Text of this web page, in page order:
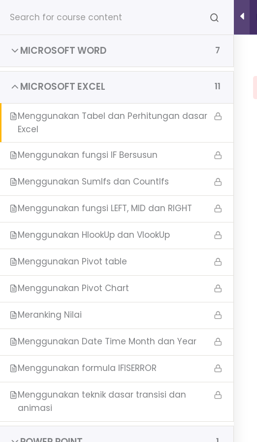
konten
Home All Courses Sertifikat komputer online
MICROSOFT WORD 7
MICROSOFT EXCEL 11
Menggunakan Tabel dan Perhitungan dasar
Excel
Menggunakan fungsi IF Bersusun
Menggunakan SumIfs dan CountIfs
Menggunakan fungsi LEFT, MID dan RIGHT
Menggunakan HlookUp dan VlookUp
Menggunakan Pivot table
Menggunakan Pivot Chart
Meranking Nilai
Menggunakan Date Time Month dan Year
Menggunakan formula IFISERROR
Menggunakan teknik dasar transisi dan
animasi